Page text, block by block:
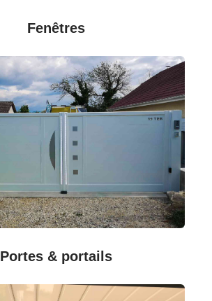
Fenêtres
Portes & portails